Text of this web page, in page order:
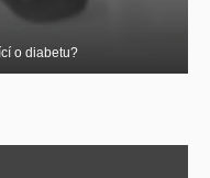
o diabetu?